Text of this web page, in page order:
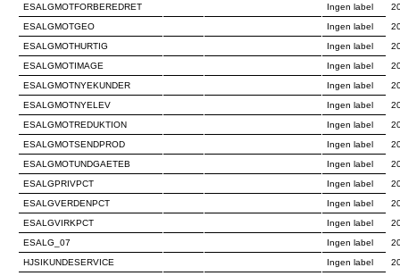
ESALGMOTFORBEREDRET
Ingen label
ESALGMOTGEO
Ingen label
ESALGMOTHURTIG
Ingen label
ESALGMOTIMAGE
Ingen label
ESALGMOTNYEKUNDER
Ingen label
ESALGMOTNYELEV
Ingen label
ESALGMOTREDUKTION
Ingen label
ESALGMOTSENDPROD
Ingen label
ESALGMOTUNDGAETEB
Ingen label
ESALGPRIVPCT
Ingen label
ESALGVERDENPCT
Ingen label
ESALGVIRKPCT
Ingen label
ESALG_07
Ingen label
HJSIKUNDESERVICE
Ingen label